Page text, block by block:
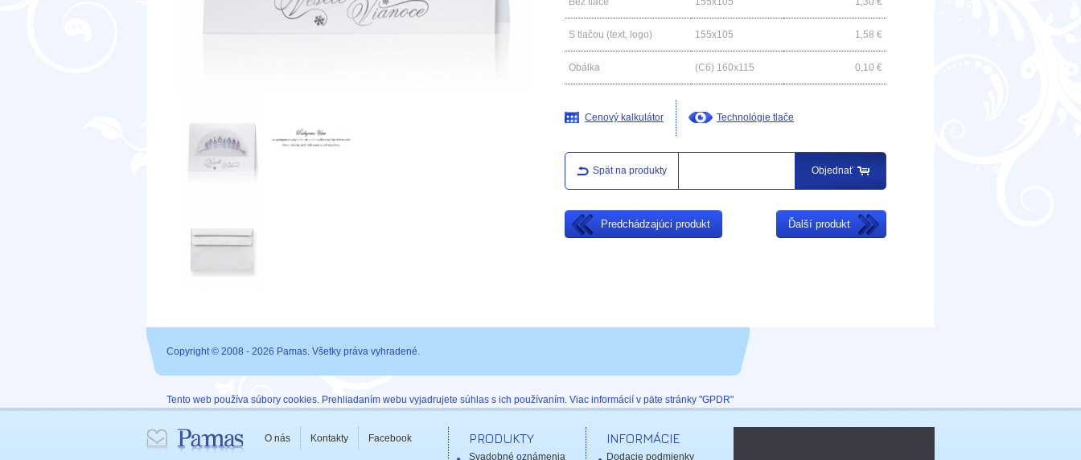
S tlačou (text, logo) 155x105 1,58 €
Obálka (C6) 160x115 0,10 €
Cenový kalkulátor Technológie tlače
Spät na produkty Objednať
Predchádzajúci produkt Ďalší produkt
Copyright © 2008 - 2026 Pamas. Všetky práva vyhradené.
Tento web používa súbory cookies. Prehliadaním webu vyjadrujete súhlas s ich používaním. Viac informácií v päte stránky "GPDR"
O nás Kontakty Facebook PRODUKTY
Svadobné oznámenia
INFORMÁCIE
Dodacie podmienky